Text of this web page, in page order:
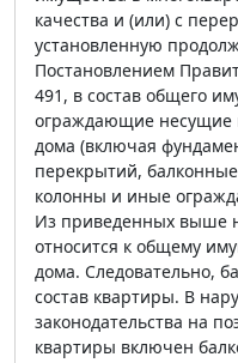
качества и (или) с
установленную
Постановлением
491, в состав общего
ограждающие несущие
дома (включая
перекрытий,
колонны и иные
Из приведенных выше
относится к общему
дома. Следовательно,
состав квартиры. В
законодательства на
квартиры включен